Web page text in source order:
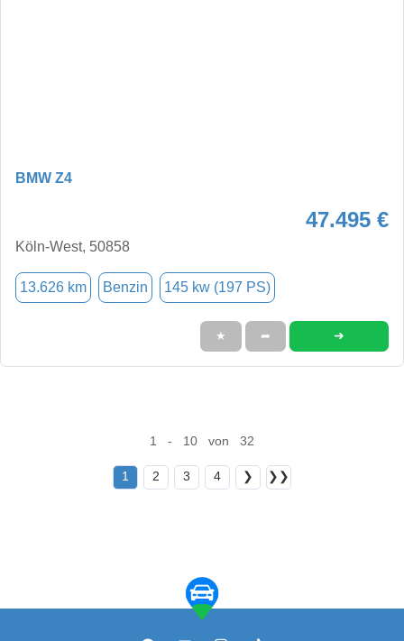
BMW Z4
47.495 €
Köln-West, 50858
13.626 km Benzin 145 kw (197 PS)
★ ➦ ➜
1 - 10 von 32
1 2 3 4 ❯ ❯❯